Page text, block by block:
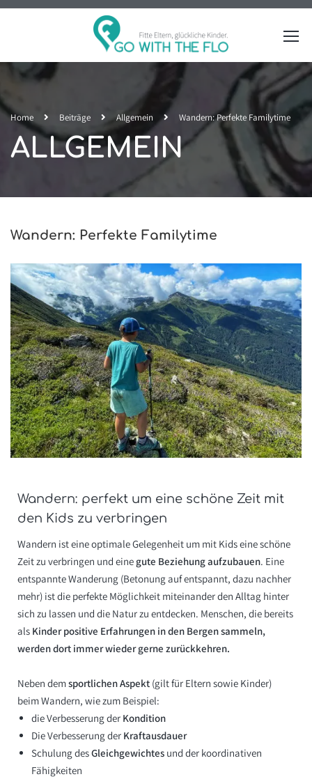
Home Beiträge Allgemein Wandern: Perfekte Familytime
ALLGEMEIN
Wandern: Perfekte Familytime
Wandern: perfekt um eine schöne Zeit mit
den Kids zu verbringen
Wandern ist eine optimale Gelegenheit um mit Kids eine schöne
Zeit zu verbringen und eine gute Beziehung aufzubauen. Eine
entspannte Wanderung (Betonung auf entspannt, dazu nachher
mehr) ist die perfekte Möglichkeit miteinander den Alltag hinter
sich zu lassen und die Natur zu entdecken. Menschen, die bereits
als Kinder positive Erfahrungen in den Bergen sammeln,
werden dort immer wieder gerne zurückkehren.
Neben demsportlichen Aspekt (gilt für Eltern sowie Kinder)
beim Wandern, wie zum Beispiel:
die Verbesserung der Kondition
Die Verbesserung der Kraftausdauer
Schulung desGleichgewichtes und der koordinativen
Fähigkeiten